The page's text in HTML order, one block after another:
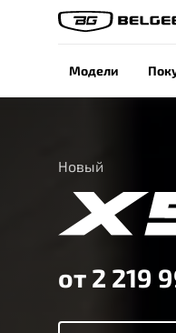
Модели
Новый
от 2 219